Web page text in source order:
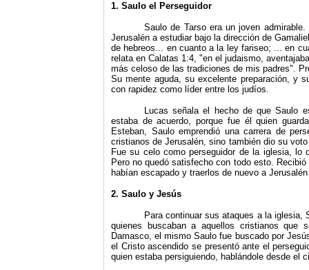
1. Saulo el Perseguidor
Saulo de Tarso era un joven
Jerusalén a estu­diar bajo la dirección de
de hebreos... en cuanto a la ley fariseo; ... en
relata en Calatas 1:4, "en el ju­daismo,
más celoso de las tradiciones de mis padres".
Su mente aguda, su excelente preparación, y
con rapidez como líder entre los judíos.
Lucas señala el hecho de que Saulo
estaba de acuerdo, porque fue él quien
Esteban, Saulo emprendió una carrera de
cristianos de Jerusalén, sino también dio su
Fue su celo como perseguidor de la iglesia,
Pero no quedó satisfecho con todo esto.
habían escapado y traerlos de nuevo a
2. Saulo y Jesús
Para continuar sus ataques a la iglesia,
quienes buscaban a aquellos cristianos que
Damasco, el mismo Saulo fue buscado por
el Cristo ascendido se presentó ante el
quien estaba persiguiendo, hablándole desde el